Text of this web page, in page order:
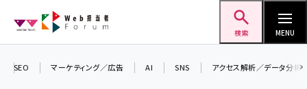
ン
検索 MENU
SEO マーケティング／広告 AI SNS アクセス解析／データ分析